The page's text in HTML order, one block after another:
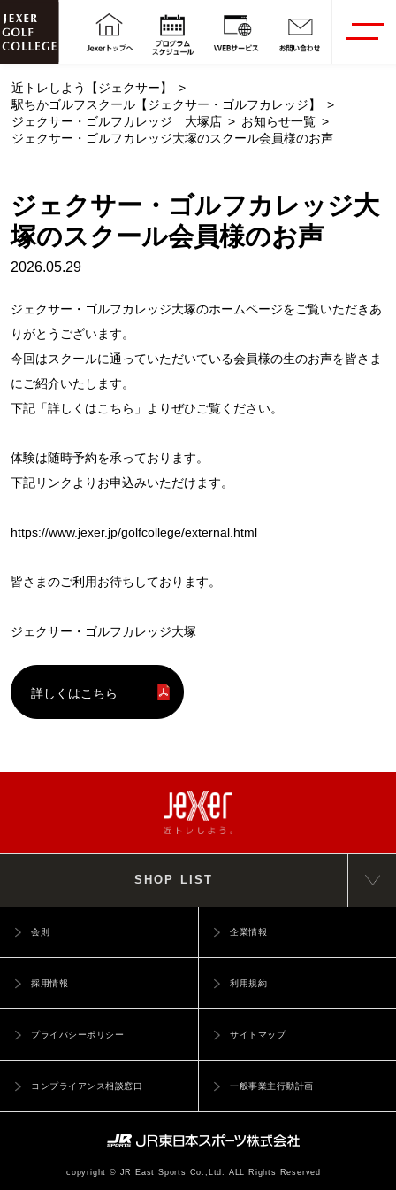
近トレしよう【ジェクサー】
駅ちかゴルフスクール【ジェクサー・ゴルフカレッジ】
ジェクサー・ゴルフカレッジ 大塚店
お知らせ一覧
ジェクサー・ゴルフカレッジ大塚のスクール会員様のお声
ジェクサー・ゴルフカレッジ大
塚のスクール会員様のお声
2026.05.29
ジェクサー・ゴルフカレッジ大塚のホームページをご覧いただきあ
りがとうございます。
今回はスクールに通っていただいている会員様の生のお声を皆さま
にご紹介いたします。
下記「詳しくはこちら」よりぜひご覧ください。
体験は随時予約を承っております。
下記リンクよりお申込みいただけます。
https://www.jexer.jp/golfcollege/external.html
皆さまのご利用お待ちしております。
ジェクサー・ゴルフカレッジ大塚
詳しくはこちら
SHOP LIST
copyright © JR East Sports Co.,Ltd. ALL Rights Reserved
会則 企業情報
採用情報 利用規約
プライバシーポリシー サイトマップ
コンプライアンス相談窓口 一般事業主行動計画